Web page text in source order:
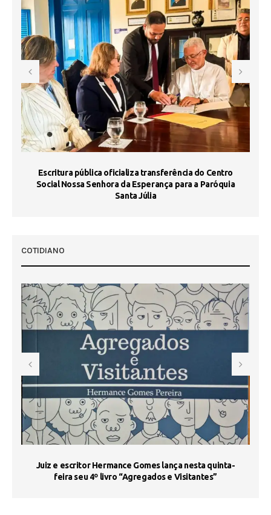
Escritura pública oficializa transferência do Centro
Social Nossa Senhora da Esperança para a Paróquia
Santa Júlia
COTIDIANO
Juiz e escritor Hermance Gomes lança nesta quinta-
feira seu 4º livro “Agregados e Visitantes”